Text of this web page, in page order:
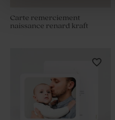
Carte remerciement
naissance renard kraft